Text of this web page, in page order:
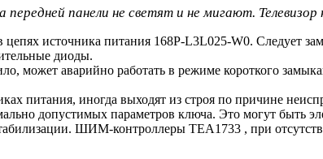
панели не светят и не мигают. Телевизор
источника питания 168P-L3L025-W0. Следует
диоды.
может аварийно работать в режиме короткого
питания, иногда выходят из строя по причине
допустимых параметров ключа. Это могут
ШИМ-контроллеры TEA1733 , при